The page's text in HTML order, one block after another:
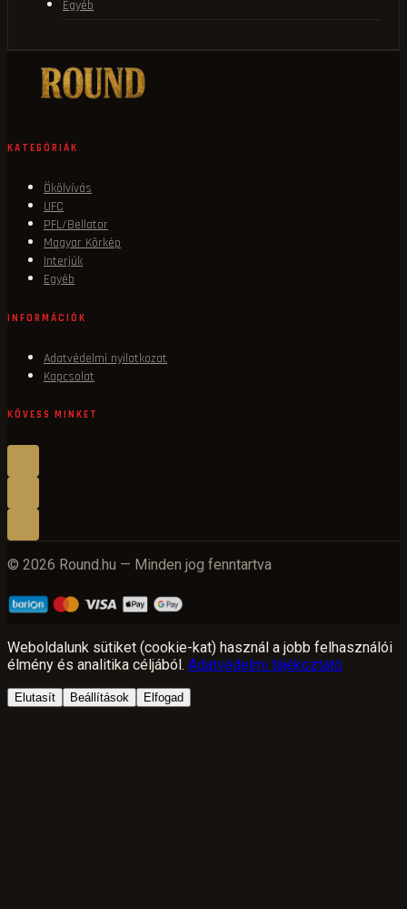
Egyéb
KATEGÓRIÁK
Ökölvívás
UFC
PFL/Bellator
Magyar Körkép
Interjúk
Egyéb
INFORMÁCIÓK
Adatvédelmi nyilatkozat
Kapcsolat
KÖVESS MINKET
© 2026 Round.hu — Minden jog fenntartva
Weboldalunk sütiket (cookie-kat) használ a jobb felhasználói
élmény és analitika céljából. Adatvédelmi tájékoztató
Elutasít Beállítások Elfogad